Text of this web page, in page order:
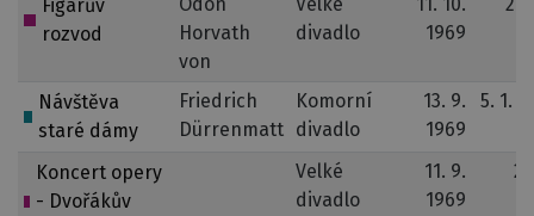
Figarův
rozvod
Horvath
von
divadlo
1969
Návštěva
staré dámy
Friedrich
Dürrenmatt
Komorní
divadlo
13. 9.
1969
5. 1.
Koncert opery
- Dvořákův
Velké
divadlo
11. 9.
1969